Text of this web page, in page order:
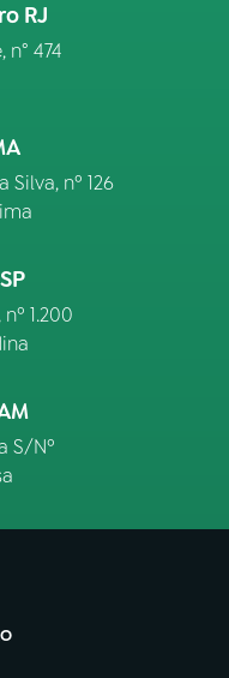
RJ
n° 474
nº 126
1.200
S/Nº